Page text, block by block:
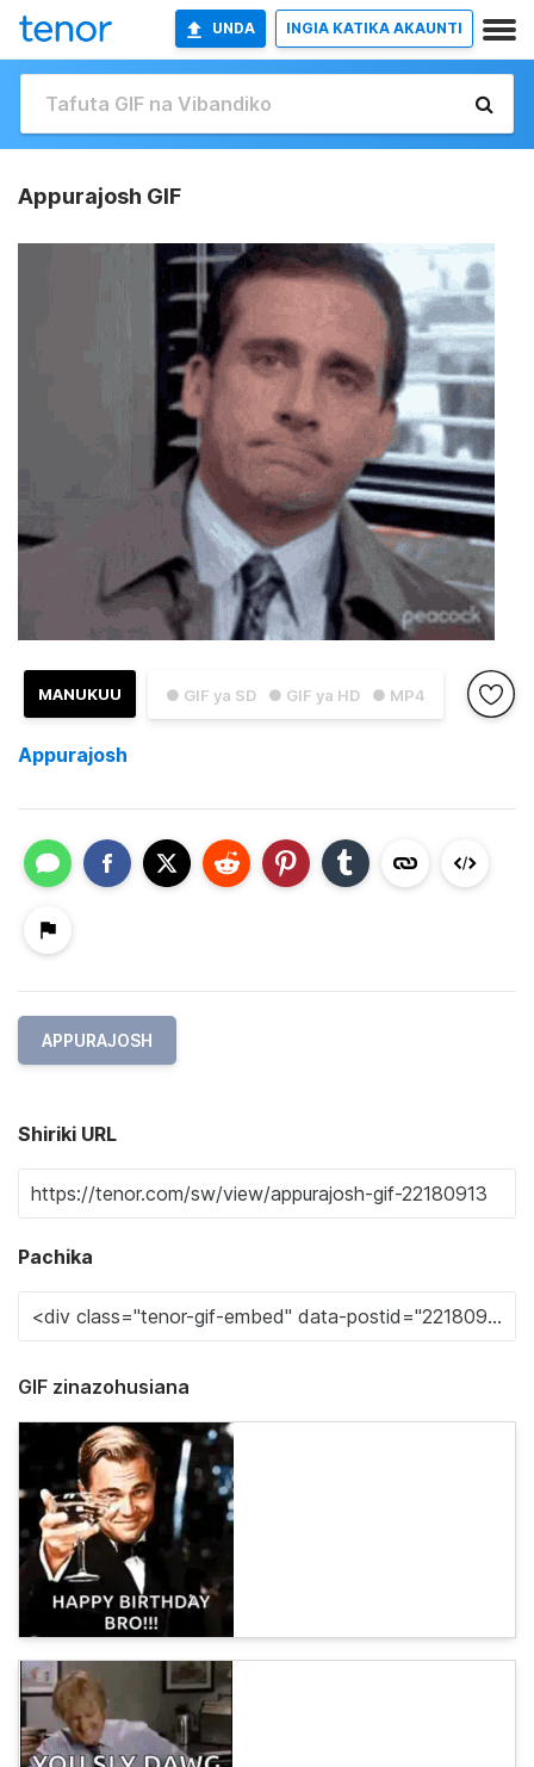
UNDA INGIA KATIKA AKAUNTI
Appurajosh GIF
● GIF ya SD ● GIF ya HD ● MP4
MANUKUU
Appurajosh
APPURAJOSH
Shiriki URL
Pachika
GIF zinazohusiana